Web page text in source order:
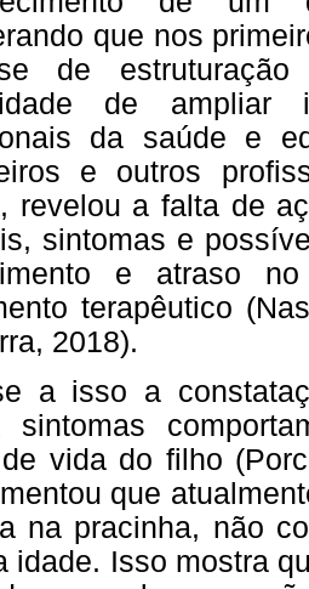
que nos
de
de ampliar
da saúde e
e outros
revelou a falta de
sintomas e
e atraso
terapêutico
2018).
a isso a
sintomas
vida do filho
que
na pracinha, não
idade. Isso mostra